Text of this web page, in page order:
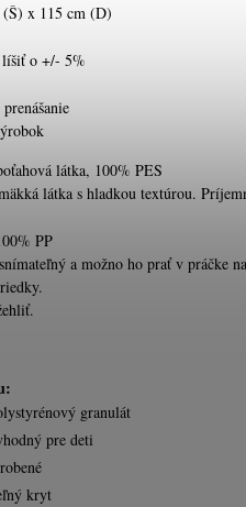
x 115 cm (D)
líšiť o +/- 5%
látka, 100% PES
látka s hladkou textúrou.
PP
a možno ho prať v práčke
granulát
pre deti
kryt